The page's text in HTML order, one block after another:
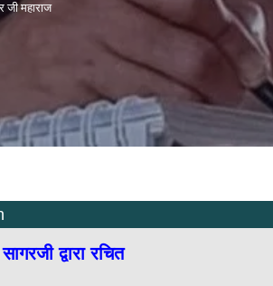
जी महाराज
द्वारा रचित